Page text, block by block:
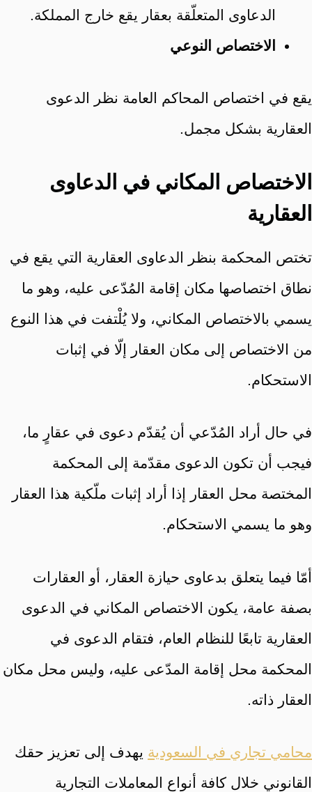
الدعاوى المتعلّقة بعقار يقع خارج المملكة.
الاختصاص النوعي
يقع في اختصاص المحاكم العامة نظر الدعوى
العقارية بشكل مجمل.
الاختصاص المكاني في الدعاوى
العقارية
تختص المحكمة بنظر الدعاوى العقارية التي يقع في
نطاق اختصاصها مكان إقامة المُدّعى عليه، وهو ما
يسمي بالاختصاص المكاني، ولا يُلْتفت في هذا النوع
من الاختصاص إلى مكان العقار إلّا في إثبات
الاستحكام.
في حال أراد المُدّعي أن يُقدّم دعوى في عقارٍ ما،
فيجب أن تكون الدعوى مقدّمة إلى المحكمة
المختصة محل العقار إذا أراد إثبات ملّكية هذا العقار
وهو ما يسمي الاستحكام.
أمّا فيما يتعلق بدعاوى حيازة العقار، أو العقارات
بصفة عامة، يكون الاختصاص المكاني في الدعوى
العقارية تابعًا للنظام العام، فتقام الدعوى في
المحكمة محل إقامة المدّعى عليه، وليس محل مكان
العقار ذاته.
محامي تجاري في السعودية يهدف إلى تعزيز حقك
القانوني خلال كافة أنواع المعاملات التجارية